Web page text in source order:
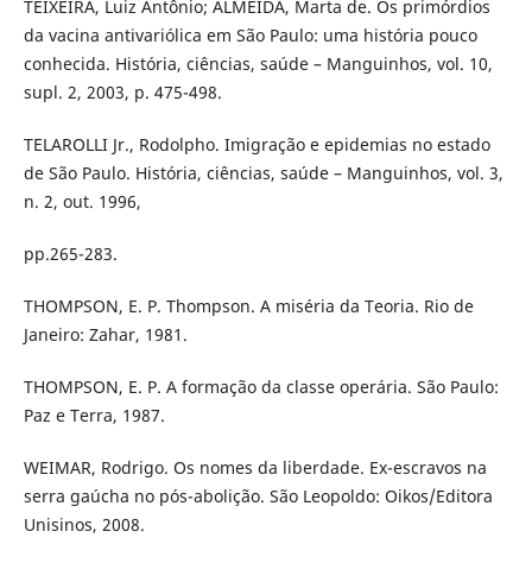
TEIXEIRA, Luiz Antônio; ALMEIDA, Marta de. Os primórdios
da vacina antivariólica em São Paulo: uma história pouco
conhecida. História, ciências, saúde – Manguinhos, vol. 10,
supl. 2, 2003, p. 475-498.
TELAROLLI Jr., Rodolpho. Imigração e epidemias no estado
de São Paulo. História, ciências, saúde – Manguinhos, vol. 3,
n. 2, out. 1996,
pp.265-283.
THOMPSON, E. P. Thompson. A miséria da Teoria. Rio de
Janeiro: Zahar, 1981.
THOMPSON, E. P. A formação da classe operária. São Paulo:
Paz e Terra, 1987.
WEIMAR, Rodrigo. Os nomes da liberdade. Ex-escravos na
serra gaúcha no pós-abolição. São Leopoldo: Oikos/Editora
Unisinos, 2008.